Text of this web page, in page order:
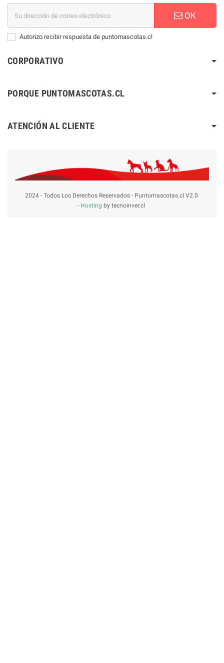
OK
Autorizo recibir respuesta de puntomascotas.cl
CORPORATIVO
PORQUE PUNTOMASCOTAS.CL
ATENCIÓN AL CLIENTE
2024 - Todos Los Derechos Reservados - Puntomascotas.cl V2.0
- Hosting by tecnoinver.cl